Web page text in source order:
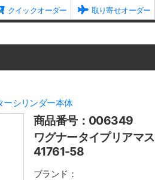
クイックオーダー 取り寄せオーダー
ーシリンダー本体
商品番号：006349
ワグナータイプリアマ
41761-58
ブランド：